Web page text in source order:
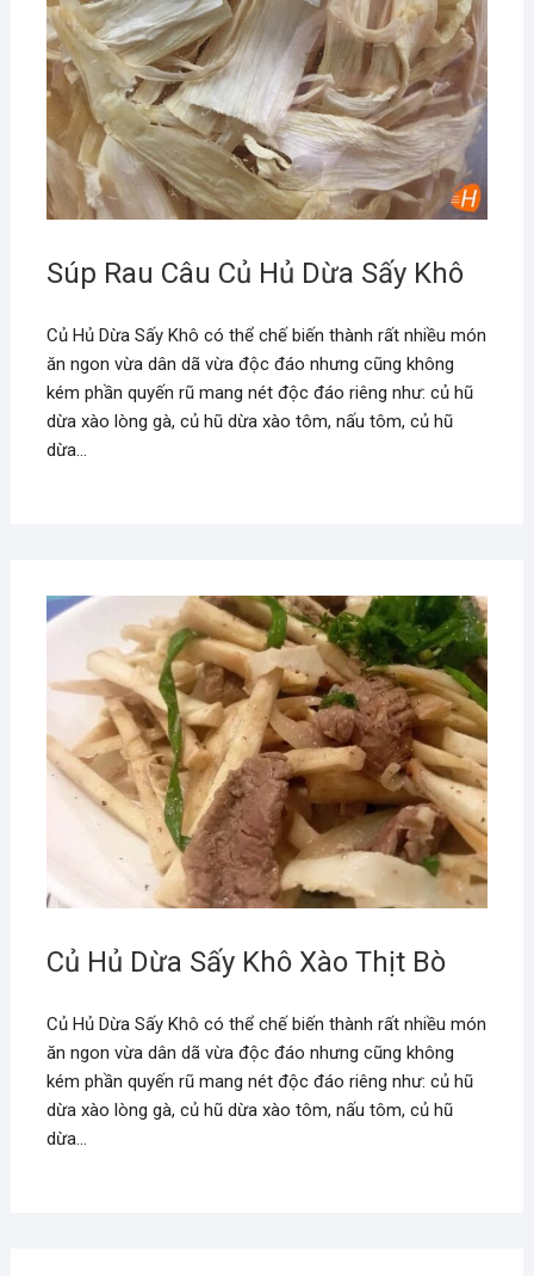
Súp Rau Câu Củ Hủ Dừa Sấy Khô
Củ Hủ Dừa Sấy Khô có thể chế biến thành rất nhiều món
ăn ngon vừa dân dã vừa độc đáo nhưng cũng không
kém phần quyến rũ mang nét độc đáo riêng như: củ hũ
dừa xào lòng gà, củ hũ dừa xào tôm, nấu tôm, củ hũ
dừa…
Củ Hủ Dừa Sấy Khô Xào Thịt Bò
Củ Hủ Dừa Sấy Khô có thể chế biến thành rất nhiều món
ăn ngon vừa dân dã vừa độc đáo nhưng cũng không
kém phần quyến rũ mang nét độc đáo riêng như: củ hũ
dừa xào lòng gà, củ hũ dừa xào tôm, nấu tôm, củ hũ
dừa…